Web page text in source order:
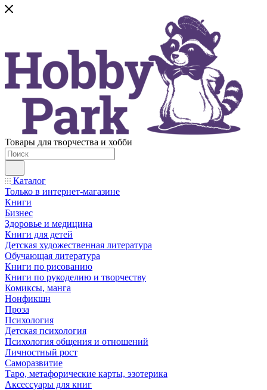
Товары для творчества и хобби
Каталог
Только в интернет-магазине
Книги
Бизнес
Здоровье и медицина
Книги для детей
Детская художественная литература
Обучающая литература
Книги по рисованию
Книги по рукоделию и творчеству
Комиксы, манга
Нонфикшн
Проза
Психология
Детская психология
Психология общения и отношений
Личностный рост
Саморазвитие
Таро, метафорические карты, эзотерика
Аксессуары для книг